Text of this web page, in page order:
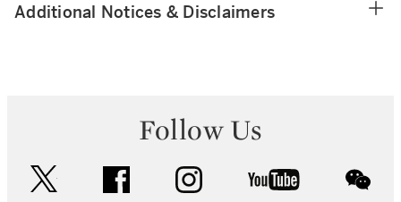
Additional Notices & Disclaimers
Follow Us
facebook instagram youtube